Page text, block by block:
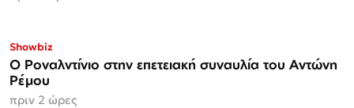
Showbiz
Ο Ροναλντίνιο στην επετειακή συναυλία του Αντώνη
Ρέμου
πριν 2 ώρες